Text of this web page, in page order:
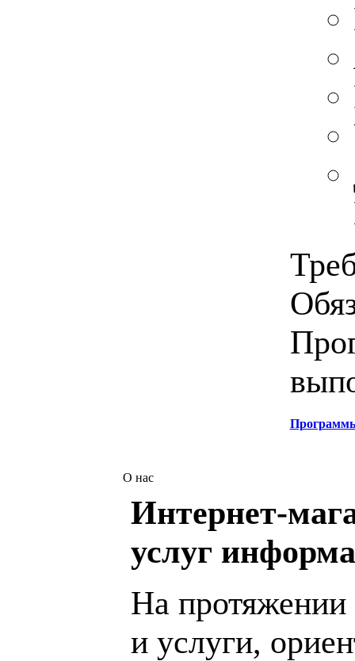
О нас
Интернет-
услуг
На протяжении
и услуги,